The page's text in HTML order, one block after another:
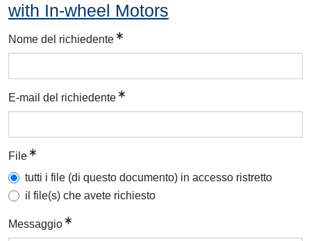
with In-wheel Motors
Nome del richiedente
E-mail del richiedente
File
tutti i file (di questo documento) in accesso ristretto
il file(s) che avete richiesto
Messaggio